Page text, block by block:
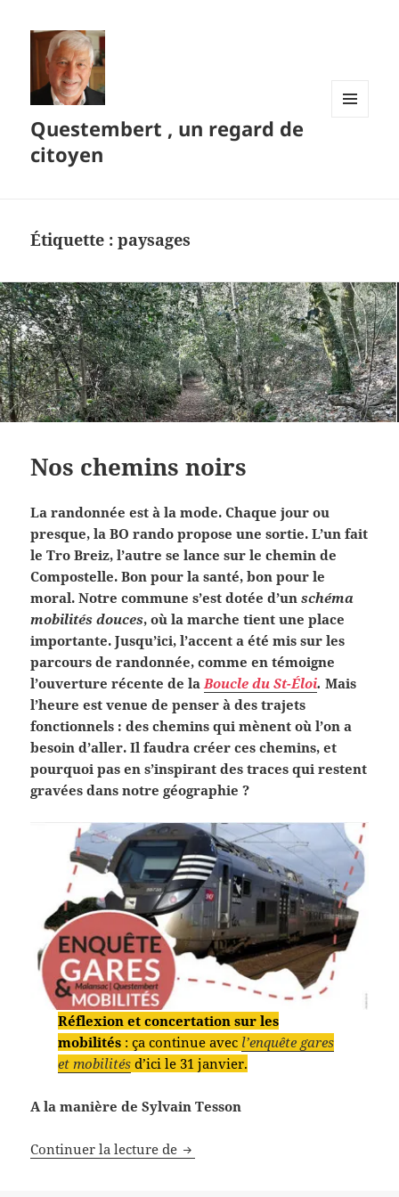
Questembert , un regard de
citoyen
Étiquette :paysages
Nos chemins noirs
La randonnée est à la mode. Chaque jour ou
presque, la BO rando propose une sortie. L’un fait
le Tro Breiz, l’autre se lance sur le chemin de
Compostelle. Bon pour la santé, bon pour le
moral. Notre commune s’est dotée d’unschéma
mobilités douces, où la marche tient une place
importante. Jusqu’ici, l’accent a été mis sur les
parcours de randonnée, comme en témoigne
l’ouverture récente de la Boucle du St-Éloi. Mais
l’heure est venue de penser à des trajets
fonctionnels : des chemins qui mènent où l’on a
besoin d’aller. Il faudra créer ces chemins, et
pourquoi pas en s’inspirant des traces qui restent
gravées dans notre géographie ?
Réflexion et concertation sur les
mobilités: ça continue avec l’enquête gares
et mobilitésd’ici le 31 janvier.
A la manière de Sylvain Tesson
Continuer la lecture de Nos chemins noirs